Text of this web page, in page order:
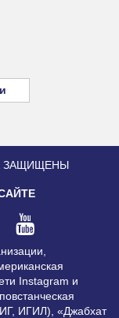
ЗАЩИЩЕНЫ
Instagram и
ИГИЛ), «Джабхат